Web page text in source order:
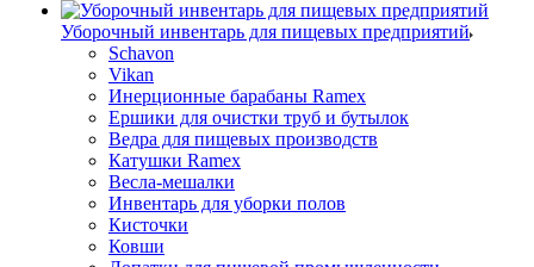
Уборочный инвентарь для пищевых предприятий
Schavon
Vikan
Инерционные барабаны Ramex
Ершики для очистки труб и бутылок
Ведра для пищевых производств
Катушки Ramex
Весла-мешалки
Инвентарь для уборки полов
Кисточки
Ковши